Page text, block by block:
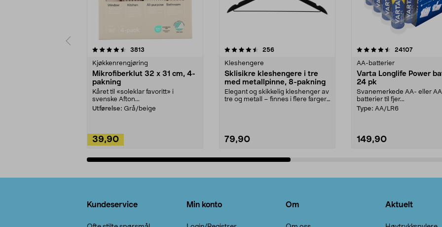
3813
Kjøkkenrengjøring
Mikrofiberklut 32 x 31 cm, 4-
pakning
Kåret til «soleklar favoritt» i
svenske Afton...
Utførelse: Grå/beige
39,90
4.5av 5 stjerner 256anmeldelser
Kleshengere
Sklisikre kleshengere i tre
med metallpinne, 8-pakning
Elegant og skikkelig kleshenger av
tre og metall – finnes i flere farger.
79,90
4.5av 5 stjerner 24107
AA-batterier
Varta Longlife Power
24 pk
Svanemerkede AA- eller
batterier til fjer...
Type: AA/LR6
149,90
4.5av 5 stjerner
Kundeservice Min konto Om Aktuelt